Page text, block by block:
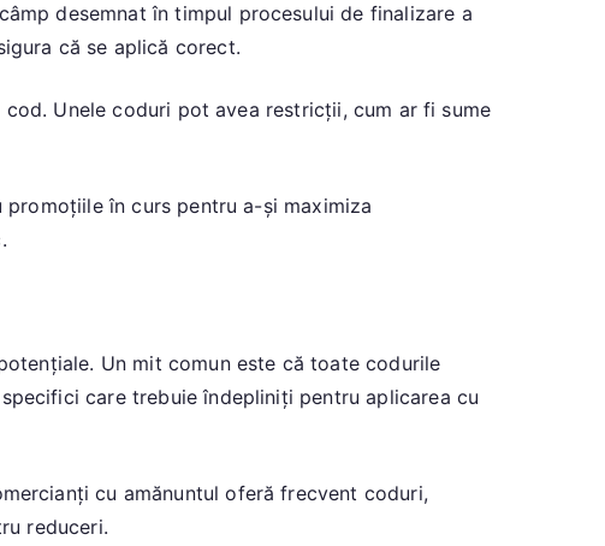
desemnat în timpul procesului de finalizare a
că se aplică corect.
Unele coduri pot avea restricții, cum ar fi sume
în curs pentru a-și maximiza
Un mit comun este că toate codurile
care trebuie îndepliniți pentru aplicarea cu
cu amănuntul oferă frecvent coduri,
reduceri.